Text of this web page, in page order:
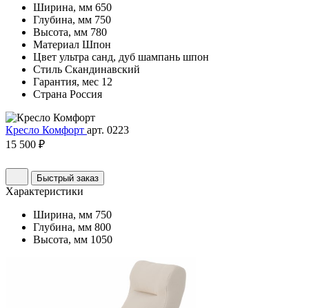
Ширина, мм 650
Глубина, мм 750
Высота, мм 780
Материал Шпон
Цвет ультра санд, дуб шампань шпон
Стиль Скандинавский
Гарантия, мес 12
Страна Россия
Кресло Комфорт арт. 0223
15 500 ₽
Быстрый заказ
Характеристики
Ширина, мм 750
Глубина, мм 800
Высота, мм 1050